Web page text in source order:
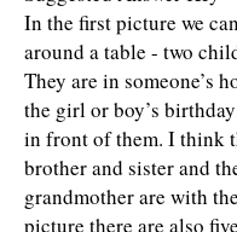
In the first picture we
around a table - two
They are in someone’s
the girl or boy’s
in front of them. I think
brother and sister and
grandmother are with
picture there are also